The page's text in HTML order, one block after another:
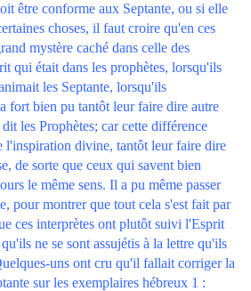
être conforme aux Septante, ou si elle
choses, il faut croire qu'en ces
mystère caché dans celle des
qui était dans les prophètes, lorsqu'ils
les Septante, lorsqu'ils
fort bien pu tantôt leur faire dire autre
les Prophètes; car cette différence
l'inspiration divine, tantôt leur faire dire
de sorte que ceux qui savent bien
le même sens. Il a pu même passer
pour montrer que tout cela s'est fait par
ces interprètes ont plutôt suivi l'Esprit
ne se sont assujétis à la lettre qu'ils
uns ont cru qu'il fallait corriger la
sur les exemplaires hébreux 1 :